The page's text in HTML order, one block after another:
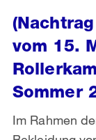
vom 15.
Sommer
Im Rahmen